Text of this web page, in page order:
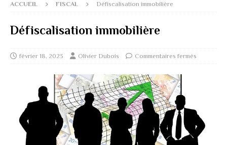
ACCUEIL FISCAL Défiscalisation immobilière
Défiscalisation immobilière
février 18, 2023 Olivier Dubois Commentaires fermés